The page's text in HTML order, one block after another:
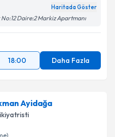
Haritada Göster
Daire:2 Markiz Apartmanı
18:00 Daha Fazla
Ayidağa